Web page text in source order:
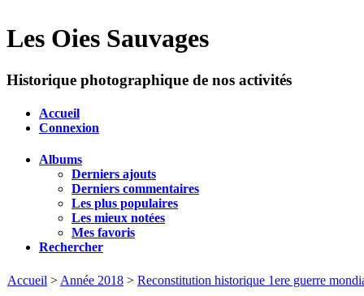
Les Oies Sauvages
Historique photographique de nos activités
Accueil
Connexion
Albums
Derniers ajouts
Derniers commentaires
Les plus populaires
Les mieux notées
Mes favoris
Rechercher
Accueil > Année 2018 > Reconstitution historique 1ere guerre